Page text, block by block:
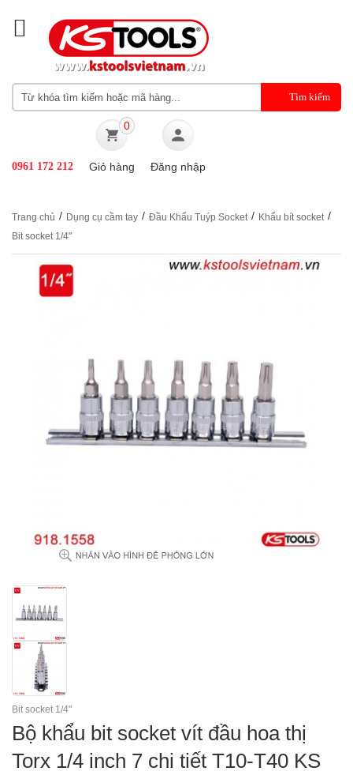
0961 172 212
0
Giỏ hàng Đăng nhập
Trang chủ / Dụng cụ cầm tay / Đầu Khẩu Tuýp Socket / Khẩu bít socket /
Bit socket 1/4"
Bit socket 1/4"
Bộ khẩu bit socket vít đầu hoa thị
Torx 1/4 inch 7 chi tiết T10-T40 KS